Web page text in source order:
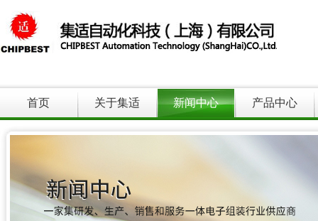
首页 关于集适 新闻中心 产品中心